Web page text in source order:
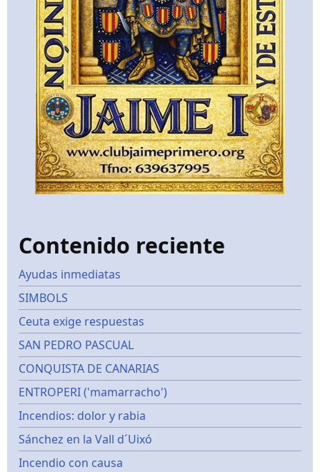
Contenido reciente
Ayudas inmediatas
SIMBOLS
Ceuta exige respuestas
SAN PEDRO PASCUAL
CONQUISTA DE CANARIAS
ENTROPERI ('mamarracho')
Incendios: dolor y rabia
Sánchez en la Vall d´Uixó
Incendio con causa